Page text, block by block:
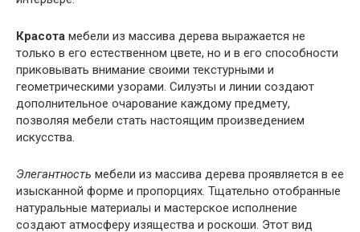
Красота мебели из массива дерева выражается не
только в его естественном цвете, но и в его способности
приковывать внимание своими текстурными и
геометрическими узорами. Силуэты и линии создают
дополнительное очарование каждому предмету,
позволяя мебели стать настоящим произведением
искусства.
Элегантность мебели из массива дерева проявляется в ее
изысканной форме и пропорциях. Тщательно отобранные
натуральные материалы и мастерское исполнение
создают атмосферу изящества и роскоши. Этот вид